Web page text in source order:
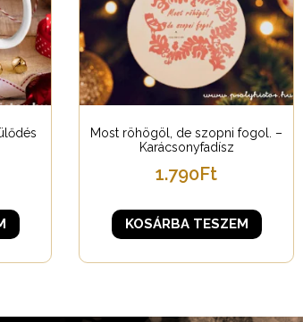
Most röhögöl, de szopni fogol. –
Karácsonyfadísz
1.790Ft
KOSÁRBA TESZEM